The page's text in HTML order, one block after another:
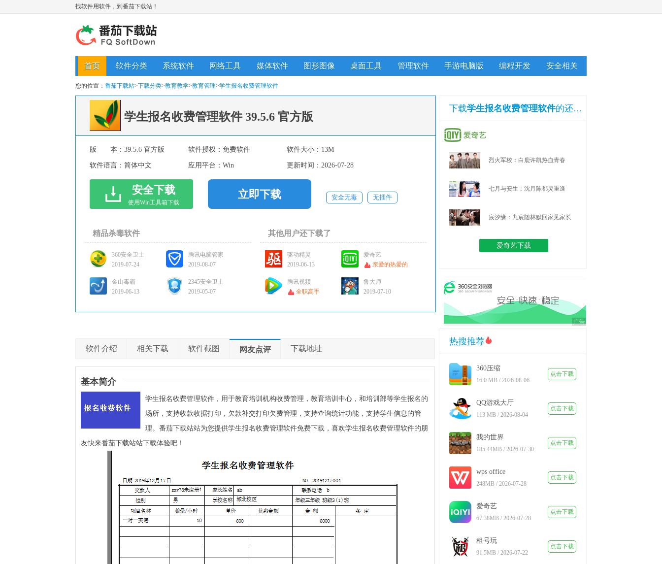
找软件用软件，到番茄下载站！
首页 软件分类 系统软件 网络工具 媒体软件 图形图像 桌面工具 管理软件 手游电脑版 编程开发 安全相关
您的位置： 番茄下载站>下载分类>教育教学>教育管理>学生报名收费管理软件
学生报名收费管理软件 39.5.6 官方版
版 本： 39.5.6 官方版 软件授权： 免费软件 软件大小： 13M
软件语言： 简体中文 应用平台： Win 更新时间： 2026-07-28
安全下载
使用Win工具箱下载
立即下载 安全无毒 无插件
精品杀毒软件
360安全卫士
2019-07-24
腾讯电脑管家
2019-08-07
金山毒霸
2019-06-13
2345安全卫士
2019-05-07
其他用户还下载了
驱动精灵
2019-06-13
爱奇艺
亲爱的热爱的
腾讯视频
全职高手
鲁大师
2019-07-10
下载学生报名收费管理软件的还下载了
烈火军校：白鹿许凯热血青春
七月与安生：沈月陈都灵重逢
宸汐缘：九宸随林默回家见家长
爱奇艺下载
软件介绍 相关下载 软件截图 网友点评 下载地址
基本简介
学生报名收费管理软件，用于教育培训机构收费管理，教育培训中心，和培训部等学生报名的
场所，支持收款收据打印，欠款补交打印欠费管理，支持查询统计功能，支持学生信息的管
理。番茄下载站站为您提供学生报名收费管理软件免费下载，喜欢学生报名收费管理软件的朋
友快来番茄下载站站下载体验吧！
热搜推荐
360压缩
16.0 MB / 2026-08-06
点击下载
QQ游戏大厅
113 MB / 2026-08-04
点击下载
我的世界
185.44MB / 2026-07-30
点击下载
wps office
248MB / 2026-07-28
点击下载
爱奇艺
67.38MB / 2026-07-28
点击下载
租号玩
91.5MB / 2026-07-22
点击下载